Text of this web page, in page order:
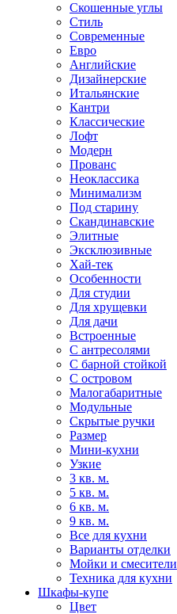
Скошенные углы
Стиль
Современные
Евро
Английские
Дизайнерские
Итальянские
Кантри
Классические
Лофт
Модерн
Прованс
Неоклассика
Минимализм
Под старину
Скандинавские
Элитные
Эксклюзивные
Хай-тек
Особенности
Для студии
Для хрущевки
Для дачи
Встроенные
С антресолями
С барной стойкой
С островом
Малогабаритные
Модульные
Скрытые ручки
Размер
Мини-кухни
Узкие
3 кв. м.
5 кв. м.
6 кв. м.
9 кв. м.
Все для кухни
Варианты отделки
Мойки и смесители
Техника для кухни
Шкафы-купе
Цвет